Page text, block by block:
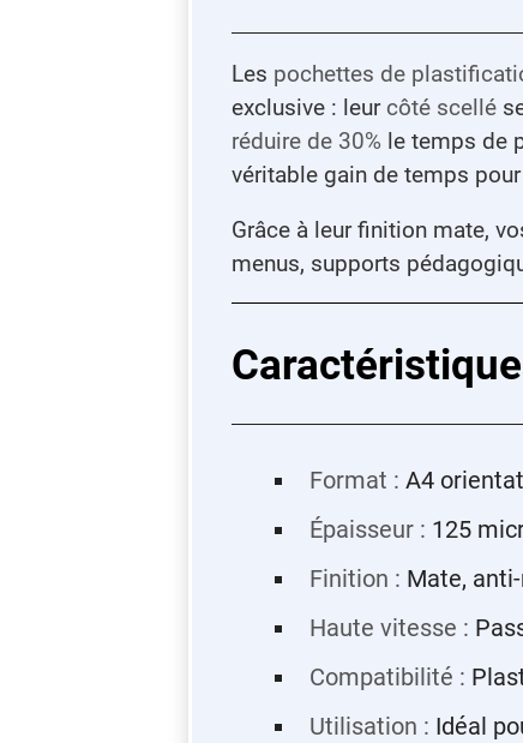
Les pochettes de
exclusive : leur côté scellé
réduire de 30% le temps de
véritable gain de temps
Grâce à leur finition mate,
menus, supports
Format : A4
Épaisseur : 125
Finition : Mate,
Haute vitesse :
Compatibilité :
Utilisation : Idéal